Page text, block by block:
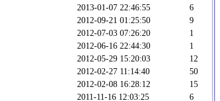
2013-01-07 22:46:55
6
2012-09-21 01:25:50
9
2012-07-03 07:26:20
1
2012-06-16 22:44:30
1
2012-05-29 15:20:03
12
2012-02-27 11:14:40
50
2012-02-08 16:28:12
15
2011-11-16 12:03:25
6